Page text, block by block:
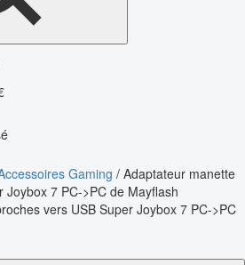
Gaming / Adaptateur manette
Joybox 7 PC->PC de Mayflash